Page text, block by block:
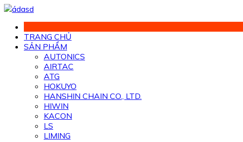
Chuyển
phần
dung
TRANG CHỦ
SẢN PHẨM
AUTONICS
AIRTAC
ATG
HOKUYO
HANSHIN CHAIN CO., LTD.
HIWIN
KACON
LS
LIMING